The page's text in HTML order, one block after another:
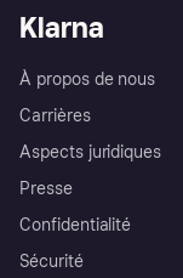
Klarna
À propos de nous
Carrières
Aspects juridiques
Presse
Confidentialité
Sécurité